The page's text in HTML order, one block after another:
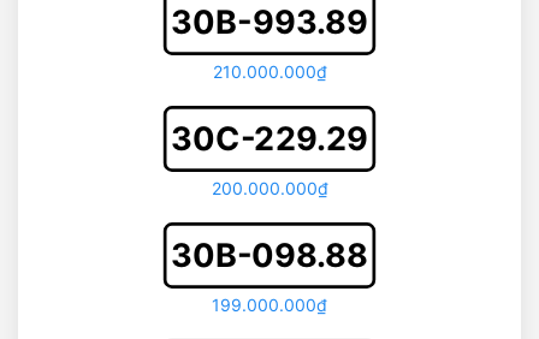
30B-993.89
210.000.000₫
30C-229.29
200.000.000₫
30B-098.88
199.000.000₫